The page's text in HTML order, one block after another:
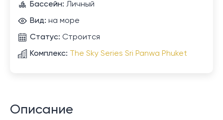
Бассейн: Личный
Вид: на море
Статус: Строится
Комплекс: The Sky Series Sri Panwa Phuket
Описание